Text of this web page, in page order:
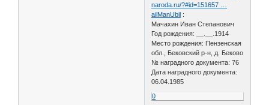
naroda.ru/?#id=151657 …
ailManUbil :
Мачахин Иван Степанович
Год рождения: __.__.1914
Место рождения: Пензенская
обл., Бековский р-н, д. Беково
№ наградного документа: 76
Дата наградного документа:
06.04.1985
0